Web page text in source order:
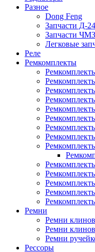
Разное
Dong Feng
Запчасти Д-
Запчасти
Легковые
Реле
Ремкомплекты
Ремни
Ремни
Ремни
Ремни
Рессоры